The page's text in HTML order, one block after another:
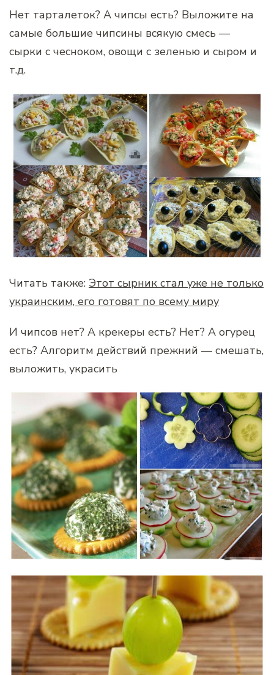
Нет тарталеток? А чипсы есть? Выложите на
самые большие чипсины всякую смесь —
сырки с чесноком, овощи с зеленью и сыром и
т.д.
Читать также: Этот сырник стал уже не только
украинским, его готовят по всему миру
И чипсов нет? А крекеры есть? Нет? А огурец
есть? Алгоритм действий прежний — смешать,
выложить, украсить